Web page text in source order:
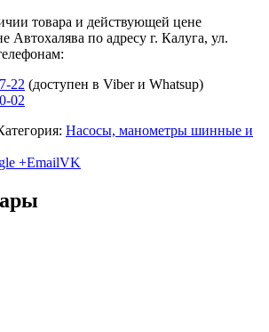
товара и действующей цене
Автохалява по адресу г. Калуга, ул.
22 (доступен в Viber и Whatsup)
02
Насосы, манометры шинные и
+EmailVK